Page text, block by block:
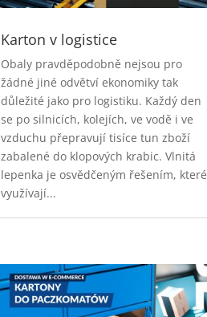
Karton v logistice
Obaly pravděpodobně nejsou pro
žádné jiné odvětví ekonomiky tak
důležité jako pro logistiku. Každý den
se po silnicích, kolejích, ve vodě i ve
vzduchu přepravují tisíce tun zboží
zabalené do klopových krabic. Vlnitá
lepenka je osvědčeným řešením, které
využívají...